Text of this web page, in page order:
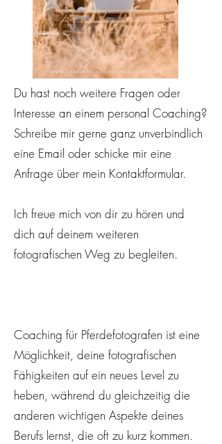
Du hast noch weitere Fragen oder
Interesse an einem personal Coaching?
Schreibe mir gerne ganz unverbindlich
eine Email oder schicke mir eine
Anfrage über mein Kontaktformular.
Ich freue mich von dir zu hören und
dich auf deinem weiteren
fotografischen Weg zu begleiten.
Coaching für Pferdefotografen ist eine
Möglichkeit, deine fotografischen
Fähigkeiten auf ein neues Level zu
heben, während du gleichzeitig die
anderen wichtigen Aspekte deines
Berufs lernst, die oft zu kurz kommen.